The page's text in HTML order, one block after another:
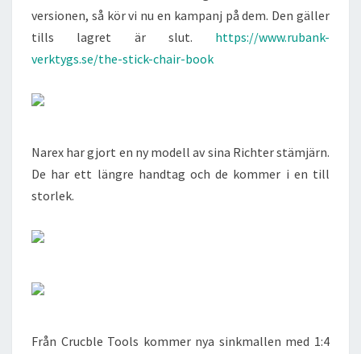
versionen, så kör vi nu en kampanj på dem. Den gäller
tills lagret är slut. https://www.rubank-
verktygs.se/the-stick-chair-book
Narex har gjort en ny modell av sina Richter stämjärn.
De har ett längre handtag och de kommer i en till
storlek.
Från Crucble Tools kommer nya sinkmallen med 1:4